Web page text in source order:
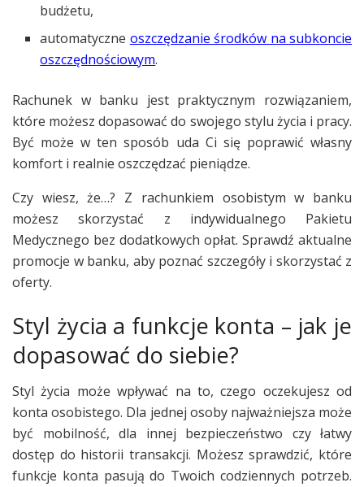
budżetu,
automatyczne oszczędzanie środków na subkoncie
oszczędnościowym.
Rachunek w banku jest praktycznym rozwiązaniem,
które możesz dopasować do swojego stylu życia i pracy.
Być może w ten sposób uda Ci się poprawić własny
komfort i realnie oszczędzać pieniądze.
Czy wiesz, że…? Z rachunkiem osobistym w banku
możesz skorzystać z indywidualnego Pakietu
Medycznego bez dodatkowych opłat. Sprawdź aktualne
promocje w banku, aby poznać szczegóły i skorzystać z
oferty.
Styl życia a funkcje konta – jak je
dopasować do siebie?
Styl życia może wpływać na to, czego oczekujesz od
konta osobistego. Dla jednej osoby najważniejsza może
być mobilność, dla innej bezpieczeństwo czy łatwy
dostęp do historii transakcji. Możesz sprawdzić, które
funkcje konta pasują do Twoich codziennych potrzeb.